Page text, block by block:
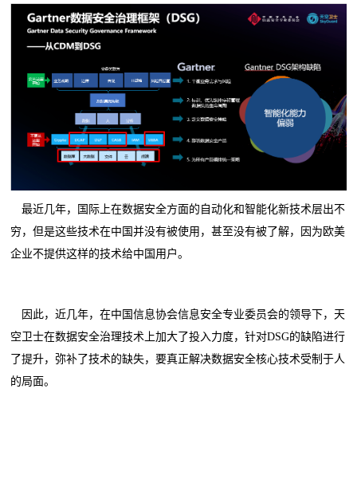
最近几年，国际上在数据安全方面的自动化和智能化新技术层出不
穷，但是这些技术在中国并没有被使用，甚至没有被了解，因为欧美
企业不提供这样的技术给中国用户。
因此，近几年，在中国信息协会信息安全专业委员会的领导下，天
空卫士在数据安全治理技术上加大了投入力度，针对DSG的缺陷进行
了提升，弥补了技术的缺失，要真正解决数据安全核心技术受制于人
的局面。